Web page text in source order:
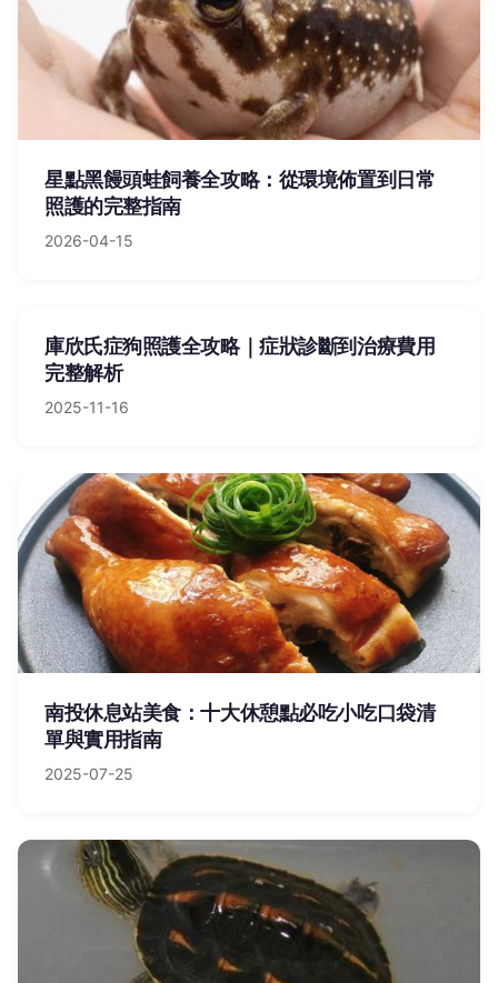
星點黑饅頭蛙飼養全攻略：從環境佈置到日常
照護的完整指南
2026-04-15
庫欣氏症狗照護全攻略｜症狀診斷到治療費用
完整解析
2025-11-16
南投休息站美食：十大休憩點必吃小吃口袋清
單與實用指南
2025-07-25